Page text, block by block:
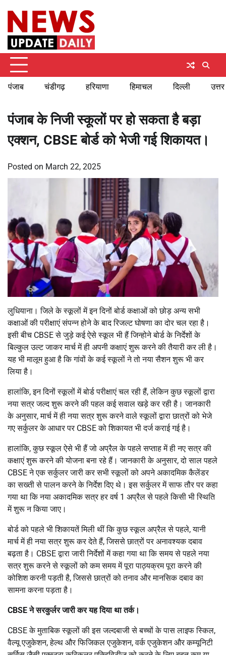
content
पंजाब चंडीगढ़ हरियाणा हिमाचल दिल्ली
पंजाब के निजी स्कूलों पर हो सकता है बड़ा
एक्शन, CBSE बोर्ड को भेजी गई शिकायत।
Posted on March 22, 2025
लुधियाना। जिले के स्कूलों में इन दिनों बोर्ड कक्षाओं को छोड़ अन्य सभी
कक्षाओं की परीक्षाएं संपन्न होने के बाद रिजल्ट घोषणा का दोर चल रहा है।
इसी बीच CBSE से जुड़े कई ऐसे स्कूल भी हैं जिन्होने बोर्ड के निर्देशों के
बिल्कुल उल्ट जाकर मार्च में ही अपनी कक्षाएं शुरू करने की तैयारी कर ली है।
यह भी मालूम हुआ है कि गांवों के कई स्कूलों ने तो नया सैशन शुरू भी कर
लिया है।
हालांकि, इन दिनों स्कूलों में बोर्ड परीक्षाएं चल रही हैं, लेकिन कुछ स्कूलों द्वारा
नया सत्र जल्द शुरू करने की पहल कई सवाल खड़े कर रही है। जानकारी
के अनुसार, मार्च में ही नया सत्र शुरू करने वाले स्कूलों द्वारा छात्रों को भेजे
गए सर्कुलर के आधार पर CBSE को शिकायत भी दर्ज कराई गई है।
हालांकि, कुछ स्कूल ऐसे भी हैं जो अप्रैल के पहले सप्ताह में ही नए सत्र की
कक्षाएं शुरू करने की योजना बना रहे हैं। जानकारी के अनुसार, दो साल पहले
CBSE ने एक सर्कुलर जारी कर सभी स्कूलों को अपने अकादमिक कैलेंडर
का सख्ती से पालन करने के निर्देश दिए थे। इस सर्कुलर में साफ तौर पर कहा
गया था कि नया अकादमिक सत्र हर वर्ष 1 अप्रैल से पहले किसी भी स्थिति
में शुरू न किया जाए।
बोर्ड को पहले भी शिकायतें मिली थीं कि कुछ स्कूल अप्रैल से पहले, यानी
मार्च में ही नया सत्र शुरू कर देते हैं, जिससे छात्रों पर अनावश्यक दबाव
बढ़ता है। CBSE द्वारा जारी निर्देशों में कहा गया था कि समय से पहले नया
सत्र शुरू करने से स्कूलों को कम समय में पूरा पाठ्यक्रम पूरा करने की
कोशिश करनी पड़ती है, जिससे छात्रों को तनाव और मानसिक दबाव का
सामना करना पड़ता है।
CBSE ने सरकुर्लर जारी कर यह दिया था तर्क।
CBSE के मुताबिक स्कूलों की इस जल्दबाजी से बच्चों के पास लाइफ स्किल,
वैल्यू एजुकेशन, हेल्थ और फिजिकल एजुकेशन, वर्क एजुकेशन और कम्यूनिटी